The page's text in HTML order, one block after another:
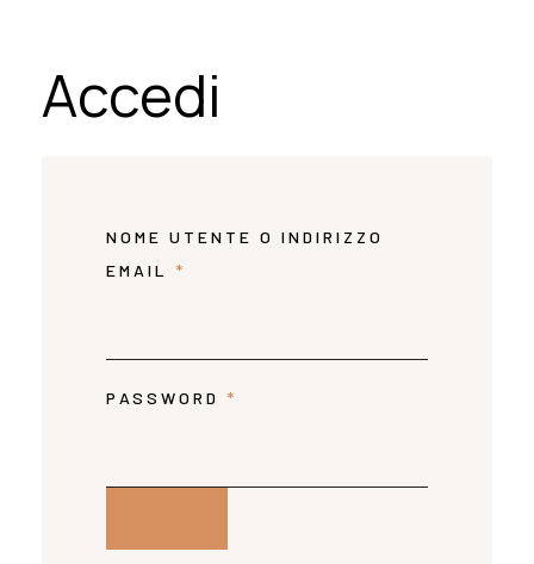
Accedi
NOME UTENTE O INDIRIZZO
EMAIL *
PASSWORD *